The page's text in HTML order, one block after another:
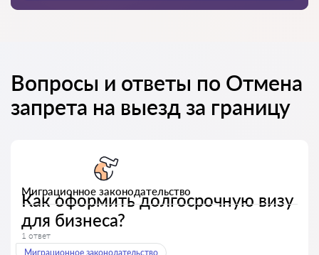
Вопросы и ответы по Отмена
запрета на выезд за границу
Миграционное законодательство
Как оформить долгосрочную визу
для бизнеса?
1 ответ
Миграционное законодательство